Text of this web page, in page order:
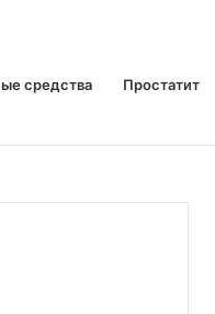
средства Простатит